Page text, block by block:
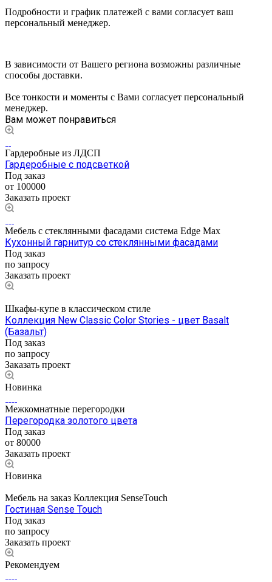
Подробности и график платежей с вами согласует ваш
персональный менеджер.
В зависимости от Вашего региона возможны различные
способы доставки.
Все тонкости и моменты с Вами согласует персональный
менеджер.
Вам может понравиться
Гардеробные из ЛДСП
Гардеробные с подсветкой
Под заказ
от 100000
Заказать проект
Мебель с стеклянными фасадами система Edge Max
Кухонный гарнитур со стеклянными фасадами
Под заказ
по запросу
Заказать проект
Шкафы-купе в классическом стиле
Коллекция New Classic Color Stories - цвет Basalt
(Базальт)
Под заказ
по запросу
Заказать проект
Новинка
Межкомнатные перегородки
Перегородка золотого цвета
Под заказ
от 80000
Заказать проект
Новинка
Мебель на заказ Коллекция SenseTouch
Гостиная Sense Touch
Под заказ
по запросу
Заказать проект
Рекомендуем